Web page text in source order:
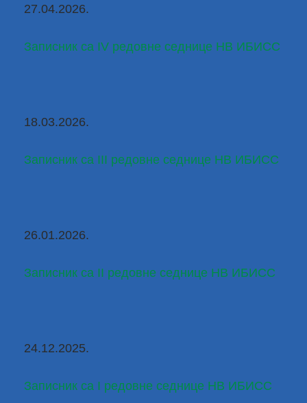
27.04.2026.
Записник са IV редовне седнице НВ ИБИСС
18.03.2026.
Записник са III редовне седнице НВ ИБИСС
26.01.2026.
Записник са II редовне седнице НВ ИБИСС
24.12.2025.
Записник са I редовне седнице НВ ИБИСС